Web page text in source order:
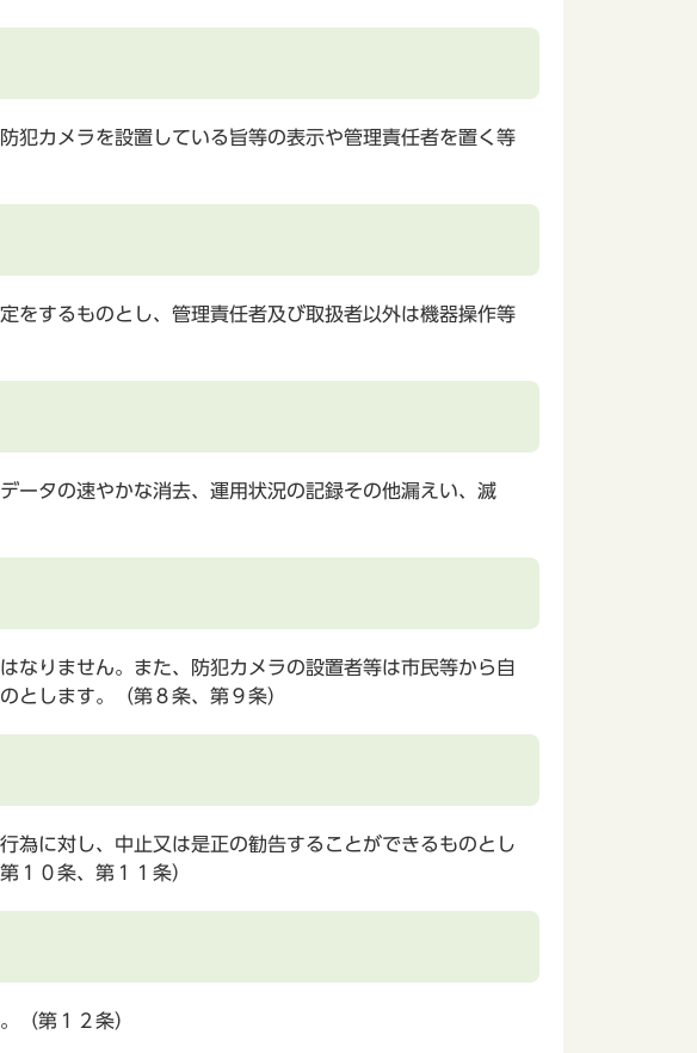
カメラを設置している旨等の表示や管理責任者を置く等
をするものとし、管理責任者及び取扱者以外は機器操作等
ータの速やかな消去、運用状況の記録その他漏えい、滅
りません。また、防犯カメラの設置者等は市民等から自
とします。（第８条、第９条）
に対し、中止又は是正の勧告することができるものとし
１０条、第１１条）
（第１２条）